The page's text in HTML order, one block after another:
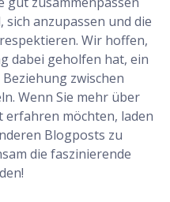
anzupassen und die
Wir hoffen,
dabei geholfen hat, ein
zwischen
Wenn Sie mehr über
möchten, laden
Blogposts zu
die faszinierende